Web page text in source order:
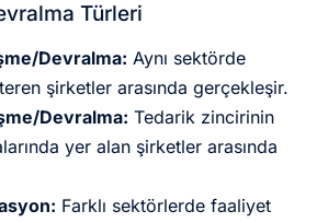
Türleri
Devralma: Aynı sektörde
şirketler arasında gerçekleşir.
Devralma: Tedarik zincirinin
yer alan şirketler arasında
Farklı sektörlerde faaliyet